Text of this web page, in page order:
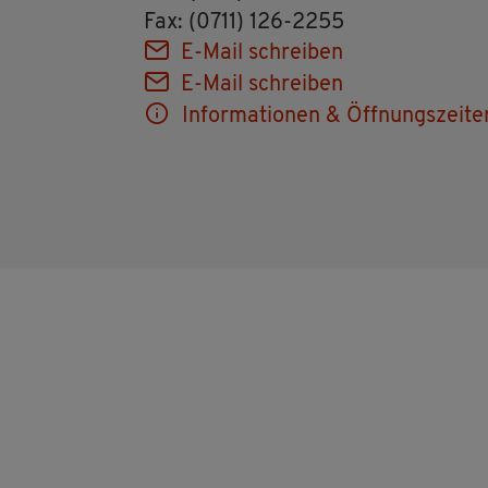
Fax: (0711) 126-2255
E-Mail schrei­ben
E-Mail schrei­ben
In­for­ma­tio­nen &